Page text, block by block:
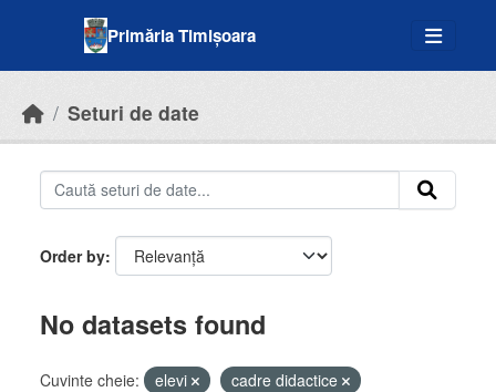
Primăria Timișoara
Seturi de date
Order by
No datasets found
Cuvinte cheie: elevi
cadre didactice